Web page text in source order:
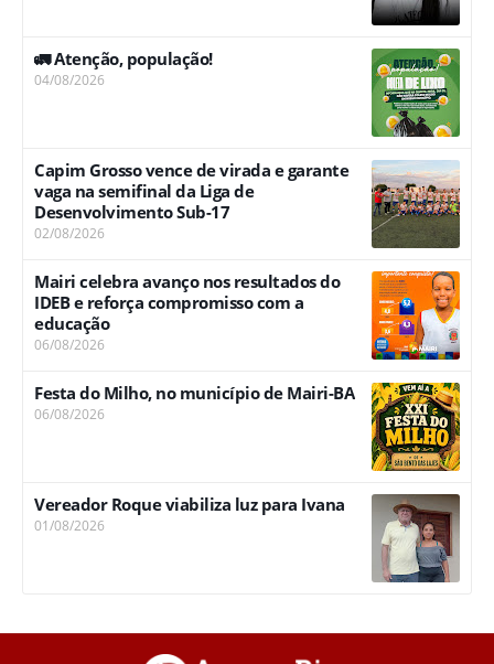
🚛 Atenção, população!
04/08/2026
Capim Grosso vence de virada e garante
vaga na semifinal da Liga de
Desenvolvimento Sub-17
02/08/2026
Mairi celebra avanço nos resultados do
IDEB e reforça compromisso com a
educação
06/08/2026
Festa do Milho, no município de Mairi-BA
06/08/2026
Vereador Roque viabiliza luz para Ivana
01/08/2026